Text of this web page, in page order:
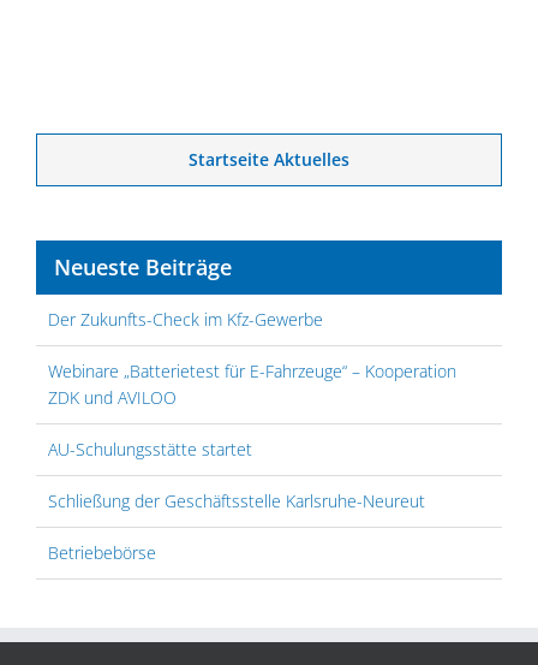
Startseite Aktuelles
Neueste Beiträge
Der Zukunfts-Check im Kfz-Gewerbe
Webinare „Batterietest für E-Fahrzeuge“ – Kooperation
ZDK und AVILOO
AU-Schulungsstätte startet
Schließung der Geschäftsstelle Karlsruhe-Neureut
Betriebebörse